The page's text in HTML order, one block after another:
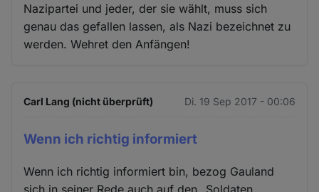
Nazipartei und jeder, der sie wählt, muss sich
genau das gefallen lassen, als Nazi bezeichnet zu
werden. Wehret den Anfängen!
Carl Lang (nicht überprüft) Di. 19 Sep 2017 - 00:06
Wenn ich richtig informiert
Wenn ich richtig informiert bin, bezog Gauland
sich in seiner Rede auch auf den „Soldaten